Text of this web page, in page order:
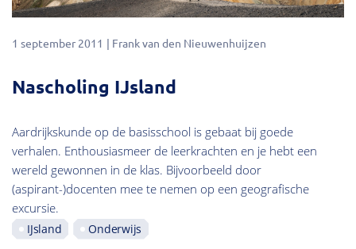
1 september 2011 Frank van den Nieuwenhuijzen
Nascholing IJsland
Aardrijkskunde op de basisschool is gebaat bij goede
verhalen. Enthousiasmeer de leerkrachten en je hebt een
wereld gewonnen in de klas. Bijvoorbeeld door
(aspirant-)docenten mee te nemen op een geografische
excursie.
IJsland Onderwijs